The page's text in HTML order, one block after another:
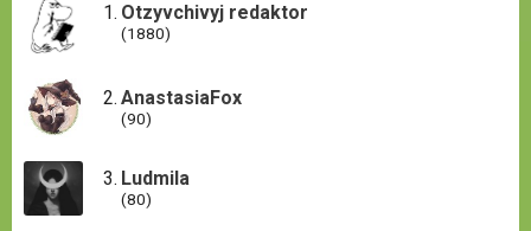
Otzyvchivyj redaktor
(1880)
AnastasiaFox
(90)
Ludmila
(80)